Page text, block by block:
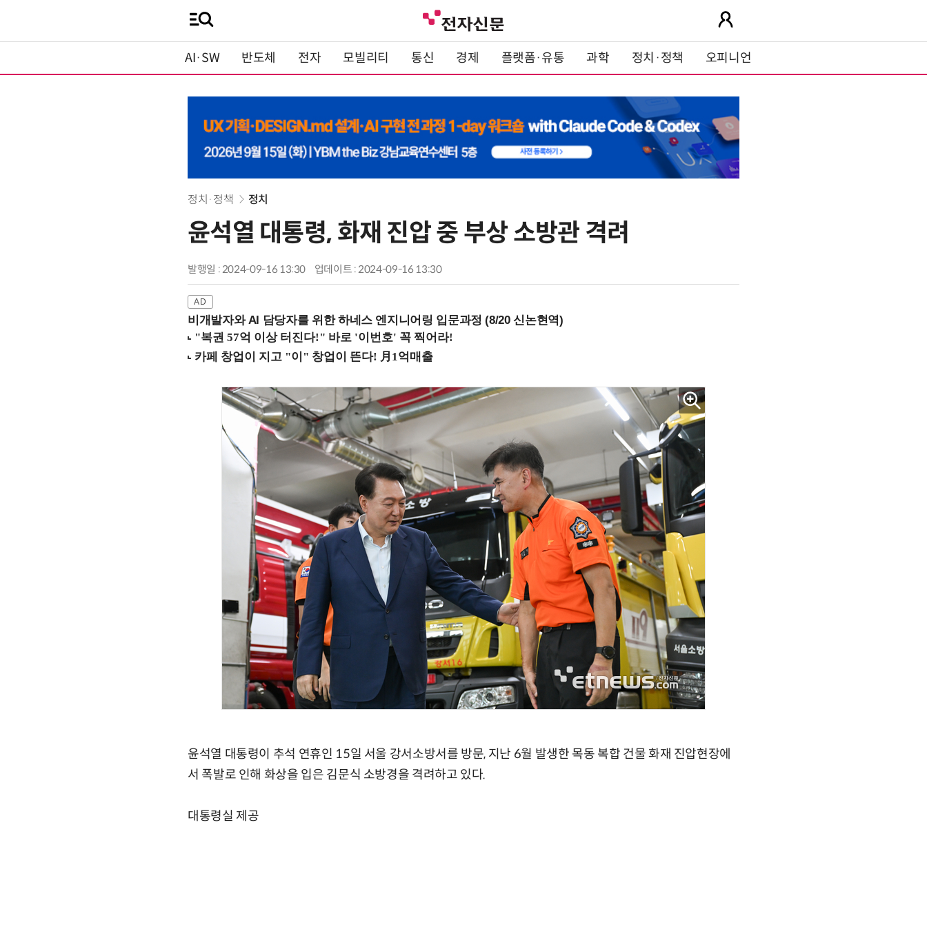
AI·SW 반도체 전자 모빌리티 통신 경제 플랫폼·유통 과학 정치·정책 오피니언
정치·정책 정치
윤석열 대통령, 화재 진압 중 부상 소방관 격려
발행일 : 2024-09-16 13:30 업데이트 : 2024-09-16 13:30
비개발자와 AI 담당자를 위한 하네스 엔지니어링 입문과정 (8/20 신논현역)
윤석열 대통령이 추석 연휴인 15일 서울 강서소방서를 방문, 지난 6월 발생한 목동 복합 건물 화재 진압현장에
서 폭발로 인해 화상을 입은 김문식 소방경을 격려하고 있다.
대통령실 제공